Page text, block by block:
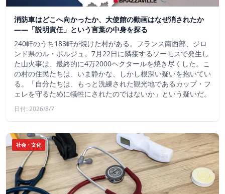
消防車はどこへ向かったか、大使館の動画はなぜ消されたか
——「説明責任」という言葉の中身を探る
240軒のうち183軒が焼けた村がある。フランス南西部、ジロ
ンド県のル・ポルジュ。7月22日に隣接するソーモスで発生し
た山火事は、最終的に4万2000ヘクタールを焼き尽くした。こ
の村の住民たちは、いま静かな、しかし根深い疑いを抱いてい
る。「自分たちは、もっと洗練された観光地であるカップ・フ
ェレを守るために犠牲にされたのではないか」という疑いだ。
日付: 2026/8/7
社会・文化